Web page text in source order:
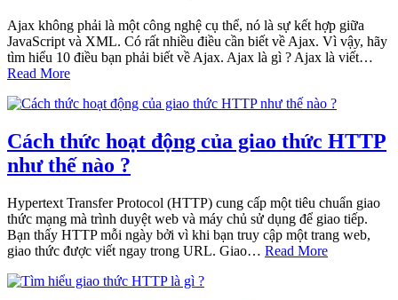
Ajax không phải là một công nghệ cụ thể, nó là sự kết hợp giữa
JavaScript và XML. Có rất nhiều điều cần biết về Ajax. Vì vậy, hãy
tìm hiểu 10 điều bạn phải biết về Ajax. Ajax là gì ? Ajax là viết…
Read More
Cách thức hoạt động của giao thức HTTP
như thế nào ?
Hypertext Transfer Protocol (HTTP) cung cấp một tiêu chuẩn giao
thức mạng mà trình duyệt web và máy chủ sử dụng để giao tiếp.
Bạn thấy HTTP mỗi ngày bởi vì khi bạn truy cập một trang web,
giao thức được viết ngay trong URL. Giao… Read More